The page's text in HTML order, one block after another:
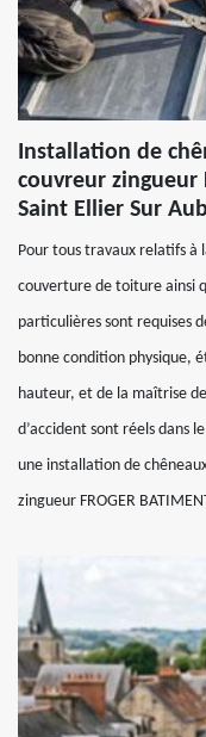
Installation de
couvreur zingueur
Saint Ellier Sur
Pour tous travaux relatifs à
couverture de toiture ainsi
particulières sont requises
bonne condition physique,
hauteur, et de la maîtrise
d’accident sont réels dans
une installation de
zingueur FROGER